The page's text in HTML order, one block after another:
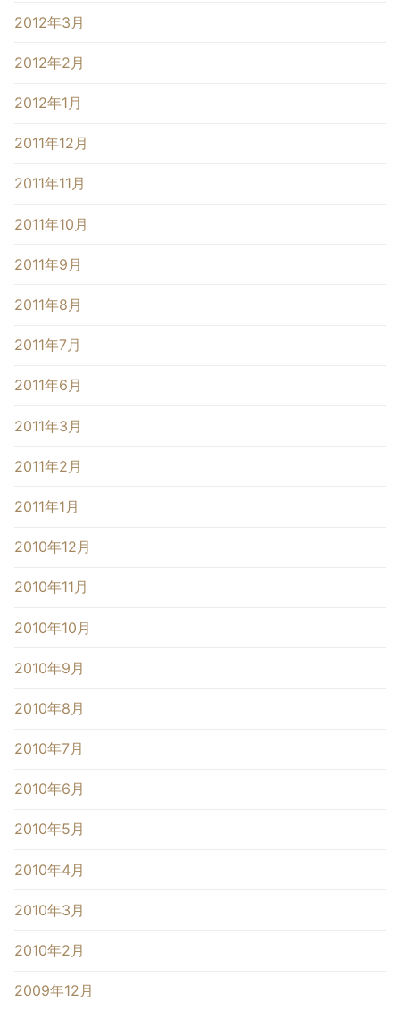
2012年3月
2012年2月
2012年1月
2011年12月
2011年11月
2011年10月
2011年9月
2011年8月
2011年7月
2011年6月
2011年3月
2011年2月
2011年1月
2010年12月
2010年11月
2010年10月
2010年9月
2010年8月
2010年7月
2010年6月
2010年5月
2010年4月
2010年3月
2010年2月
2009年12月